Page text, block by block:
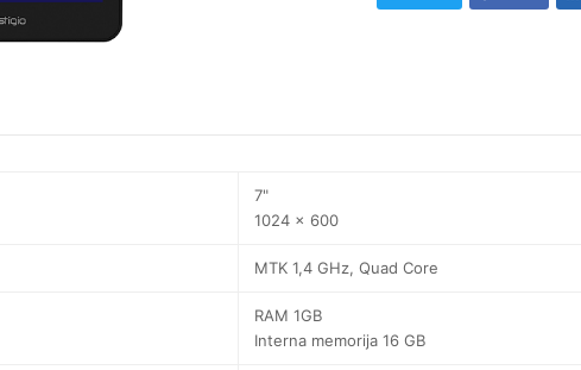
7"
1024 x 600
MTK 1,4 GHz, Quad Core
RAM 1GB
Interna memorija 16 GB